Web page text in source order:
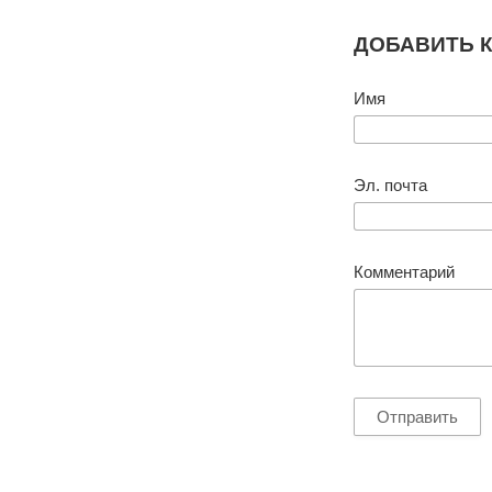
ДОБАВИТЬ
Имя
Эл. почта
Комментарий